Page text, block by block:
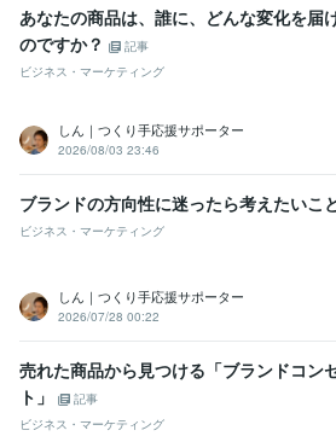
あなたの商品は、誰に、どんな変化を届
のですか？
記事
ビジネス・マーケティング
しん｜つくり手応援サポーター
2026/08/03 23:46
ブランドの方向性に迷ったら考えたいこ
ビジネス・マーケティング
しん｜つくり手応援サポーター
2026/07/28 00:22
売れた商品から見つける「ブランドコン
ト」
記事
ビジネス・マーケティング